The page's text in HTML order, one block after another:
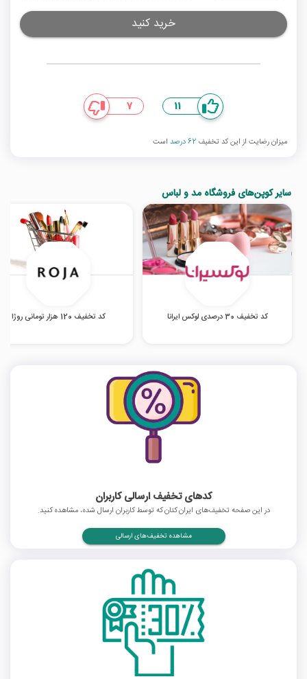
خرید کنید
11
7
میزان رضایت از این کد تخفیف 62 درصد است
سایر کوپن‌های فروشگاه مد و لباس
کد تخفیف 30 درصدی لوکس ایرانا کد تخفیف 120 هزار تومانی روژا
کدهای تخفیف ارسالی کاربران
در این صفحه تخفیف‌های ایران کتان که توسط کاربران ارسال شده، مشاهده کنید.
مشاهده تخفیف‌های ارسالی